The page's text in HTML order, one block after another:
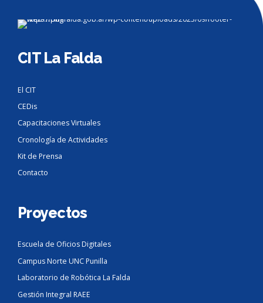
CIT La Falda
El CIT
CEDis
Capacitaciones Virtuales
Cronología de Actividades
Kit de Prensa
Contacto
Proyectos
Escuela de Oficios Digitales
Campus Norte UNC Punilla
Laboratorio de Robótica La Falda
Gestión Integral RAEE